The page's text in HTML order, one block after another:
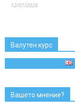
12/07/2026
Валутен курс
Вашето мнение?